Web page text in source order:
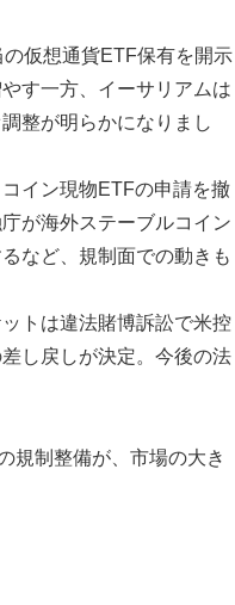
仮想通貨ETF保有を開示
す一方、イーサリアムは
整が明らかになりまし
イン現物ETFの申請を撤
が海外ステーブルコイン
など、規制面での動きも
トは違法賭博訴訟で米控
し戻しが決定。今後の法
規制整備が、市場の大き